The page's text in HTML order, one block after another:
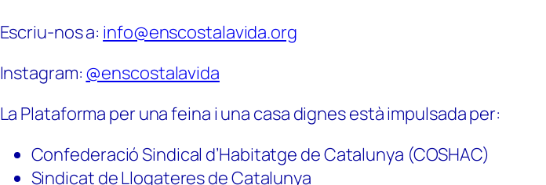
Escriu-nos a: info@enscostalavida.org
Instagram: @enscostalavida
La Plataforma per una feina i una casa dignes està impulsada per:
Confederació Sindical d’Habitatge de Catalunya (COSHAC)
Sindicat de Llogateres de Catalunya